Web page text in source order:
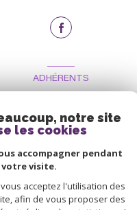
ADHÉRENTS
notre site
les cookies
accompagner pendant
votre visite.
acceptez l'utilisation des
afin de vous proposer des